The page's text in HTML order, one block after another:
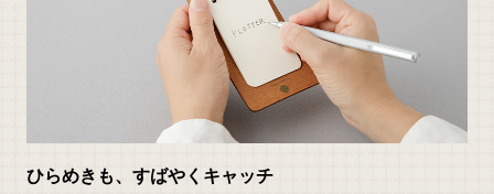
ひらめきも、すばやくキャッチ